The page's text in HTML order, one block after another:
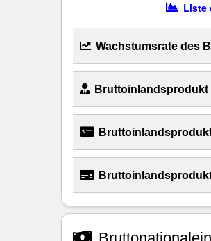
Liste
Wachstumsrate des
Bruttoinlandsprodukt